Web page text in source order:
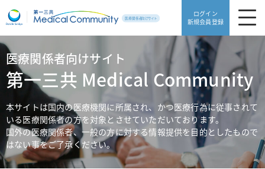
ログイン
新規会員登録
製品・安全性情報
製品・安全性情報TOP
製品一覧
販売中止品・予定一覧
領域別情報
領域別情報TOP
血栓症
Web講演会
動画ライブラリ
医療関係者向けサイト
第一三共 Medical Community
本サイトは国内の医療機関に所属され、かつ医療行為に従事されて
いる医療関係者の方を対象とさせていただいております。
国外の医療関係者、一般の方に対する情報提供を目的としたもので
はない事をご了承ください。